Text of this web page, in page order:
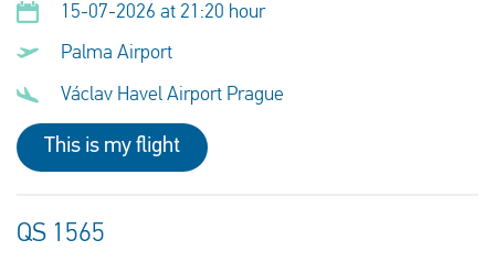
15-07-2026 at 21:20 hour
Palma Airport
Václav Havel Airport Prague
This is my flight
QS 1565